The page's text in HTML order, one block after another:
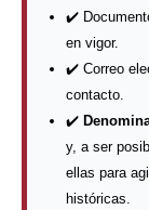
✔️
en vigor.
✔️ Correo
contacto.
✔️
y, a ser
ellas para
históricas.